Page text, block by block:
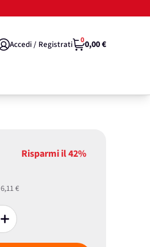
Accedi / Registrati 00,00 €
Risparmi il42%
6,11 €